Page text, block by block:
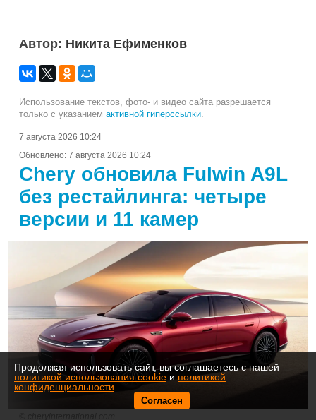
Автор: Никита Ефименков
Использование текстов, фото- и видео сайта разрешается
только с указанием активной гиперссылки
7 августа 2026 10:24
Обновлено: 7 августа 2026 10:24
Chery обновила Fulwin A9L
без рестайлинга: четыре
версии и 11 камер
Продолжая использовать сайт, вы соглашаетесь с нашей
политикой использования cookie и политикой
конфиденциальности
Согласен